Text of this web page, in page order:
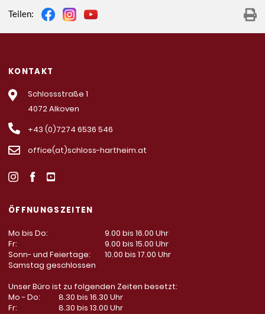
Teilen:
KONTAKT
Schlossstraße 1
4072 Alkoven
+43 (0)7274 6536 546
office(at)schloss-hartheim.at
ÖFFNUNGSZEITEN
Mo bis Do:
9.00 bis 16.00 Uhr
Fr:
9.00 bis 15.00 Uhr
Sonn- und Feiertage:
10.00 bis 17.00 Uhr
Samstag geschlossen
Unser Büro ist zu folgenden Zeiten besetzt:
Mo - Do:
8.30 bis 16.30 Uhr
Fr:
8.30 bis 13.00 Uhr